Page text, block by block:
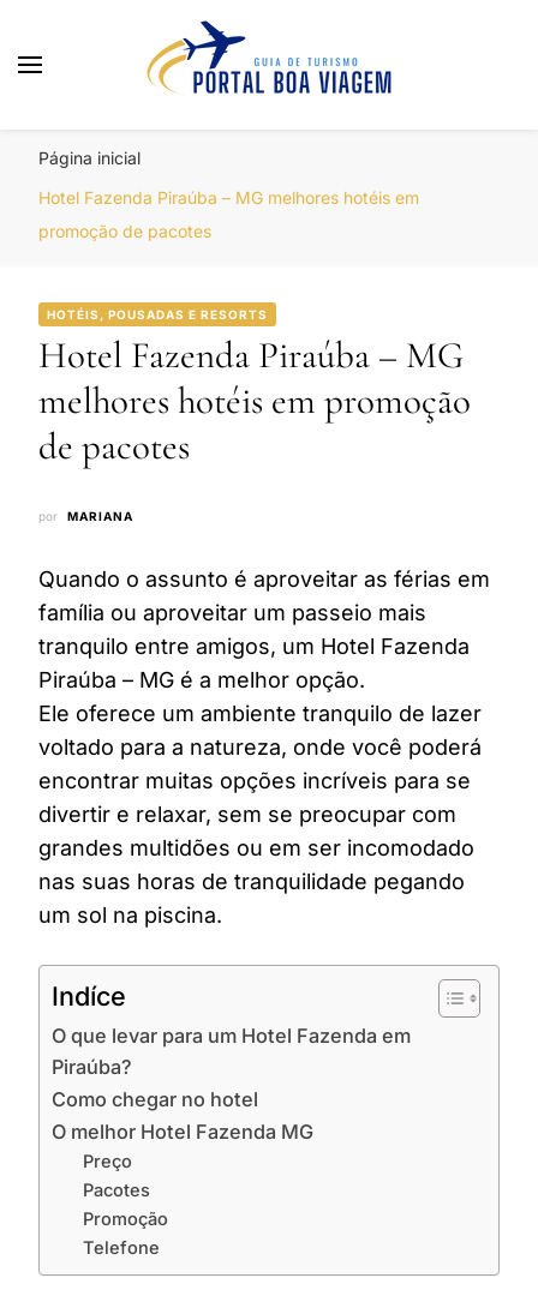
Página inicial
Hotel Fazenda Piraúba – MG melhores hotéis em
promoção de pacotes
HOTÉIS, POUSADAS E RESORTS
Hotel Fazenda Piraúba – MG
melhores hotéis em promoção
de pacotes
por MARIANA
Quando o assunto é aproveitar as férias em
família ou aproveitar um passeio mais
tranquilo entre amigos, um Hotel Fazenda
Piraúba – MG é a melhor opção.
Ele oferece um ambiente tranquilo de lazer
voltado para a natureza, onde você poderá
encontrar muitas opções incríveis para se
divertir e relaxar, sem se preocupar com
grandes multidões ou em ser incomodado
nas suas horas de tranquilidade pegando
um sol na piscina.
Indíce
O que levar para um Hotel Fazenda em
Piraúba?
Como chegar no hotel
O melhor Hotel Fazenda MG
Preço
Pacotes
Promoção
Telefone